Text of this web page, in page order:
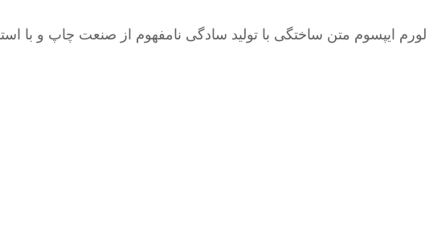
لورم ایپسوم متن ساختگی با تولید سادگی نامفهوم از صنعت چاپ و با